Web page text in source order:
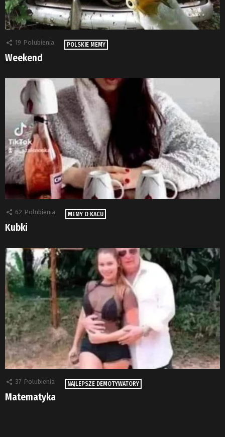
19 Polubienia POLSKIE MEMY
Weekend
62 Polubienia MEMY O KACU
Kubki
37 Polubienia NAJLEPSZE DEMOTYWATORY
Matematyka